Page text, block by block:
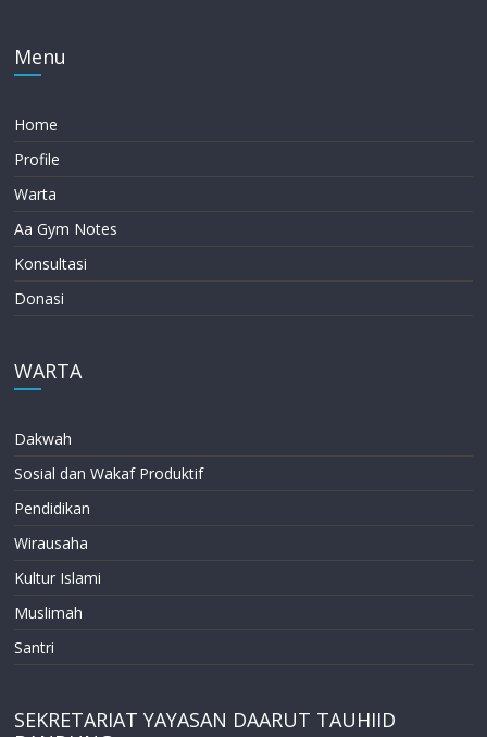
Menu
Home
Profile
Warta
Aa Gym Notes
Konsultasi
Donasi
WARTA
Dakwah
Sosial dan Wakaf Produktif
Pendidikan
Wirausaha
Kultur Islami
Muslimah
Santri
SEKRETARIAT YAYASAN DAARUT TAUHIID